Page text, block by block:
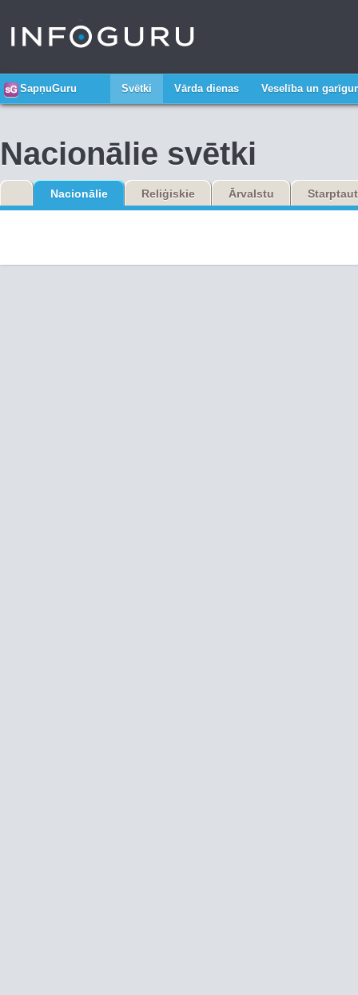
SapņuGuru Svētki Vārda dienas Veselība un
Nacionālie svētki
Nacionālie Reliģiskie Ārvalstu